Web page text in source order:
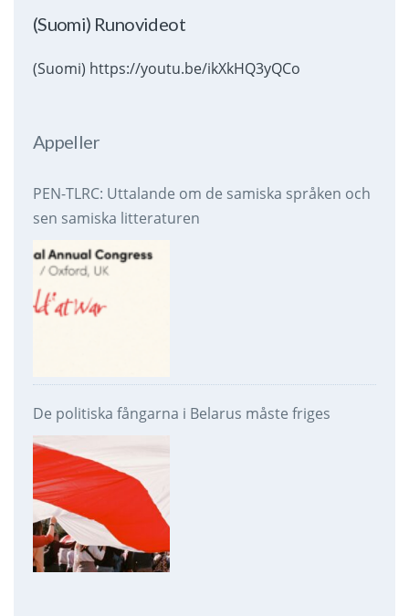
(Suomi) Runovideot
(Suomi) https://youtu.be/ikXkHQ3yQCo
Appeller
PEN-TLRC: Uttalande om de samiska språken och
sen samiska litteraturen
De politiska fångarna i Belarus måste friges